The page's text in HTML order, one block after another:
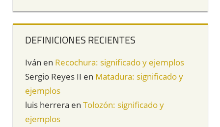
DEFINICIONES RECIENTES
Iván en Recochura: significado y ejemplos
Sergio Reyes II en Matadura: significado y
ejemplos
luis herrera en Tolozón: significado y
ejemplos